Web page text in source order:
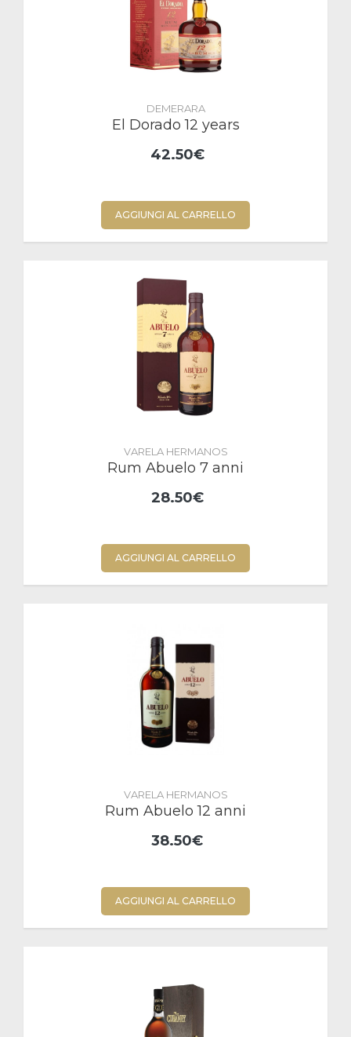
DEMERARA
El Dorado 12 years
42.50€
AGGIUNGI AL CARRELLO
VARELA HERMANOS
Rum Abuelo 7 anni
28.50€
AGGIUNGI AL CARRELLO
VARELA HERMANOS
Rum Abuelo 12 anni
38.50€
AGGIUNGI AL CARRELLO